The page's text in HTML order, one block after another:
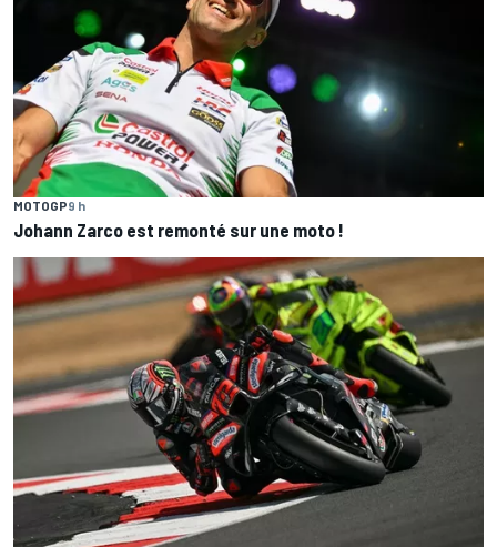
MOTOGP9 h
Johann Zarco est remonté sur une moto !